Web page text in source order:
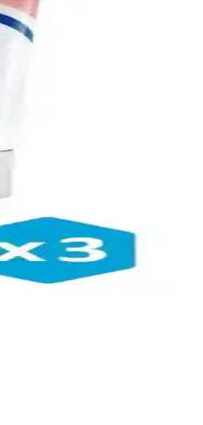
elde edin.
korumanın anahtarıdır.
kullanım önemlidir.
öğrenin.